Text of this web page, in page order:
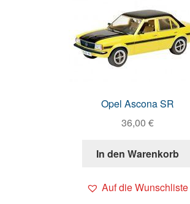
Opel Ascona SR
36,00 €
In den Warenkorb
Auf die Wunschliste